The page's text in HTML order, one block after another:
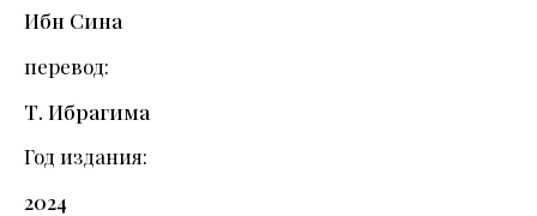
Ибн Сина
перевод
Т. Ибрагима
Год издания
2024